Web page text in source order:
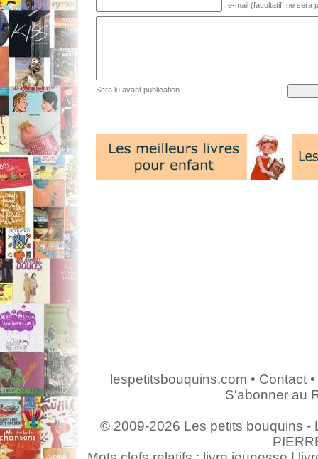
e-mail (facultatif, ne sera
Sera lu avant publication
lespetitsbouquins.com • Contact•
S'abonner au
© 2009-2026 Les petits bouquins -